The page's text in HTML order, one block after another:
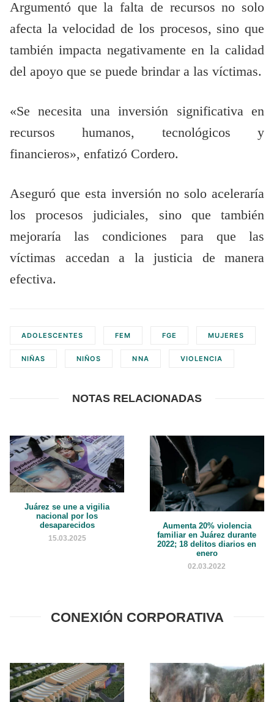
Argumentó que la falta de recursos no solo
afecta la velocidad de los procesos, sino que
también impacta negativamente en la calidad
del apoyo que se puede brindar a las víctimas.
«Se necesita una inversión significativa en
recursos humanos, tecnológicos y
financieros», enfatizó Cordero.
Aseguró que esta inversión no solo aceleraría
los procesos judiciales, sino que también
mejoraría las condiciones para que las
víctimas accedan a la justicia de manera
efectiva.
ADOLESCENTES FEM FGE MUJERES
NIÑAS NIÑOS NNA VIOLENCIA
NOTAS RELACIONADAS
Juárez se une a vigilia
nacional por los
desaparecidos
15.03.2025
Aumenta 20% violencia
familiar en Juárez durante
2022; 18 delitos diarios en
enero
02.03.2022
CONEXIÓN CORPORATIVA